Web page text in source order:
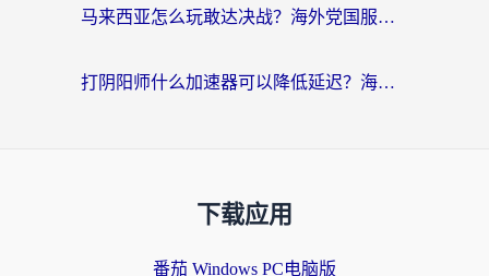
马来西亚怎么玩敢达决战？海外党国服游戏加速避坑指南（附实测推荐）
打阴阳师什么加速器可以降低延迟？海外玩家的真实困境与破局
下载应用
番茄 Windows PC电脑版